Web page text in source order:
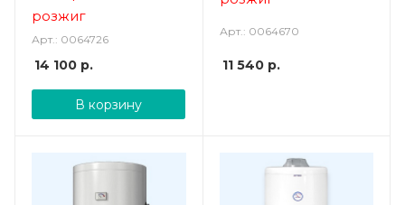
розжиг
Арт.: 0064726
14 100 р.
В корзину
Арт.: 0064670
11 540р.